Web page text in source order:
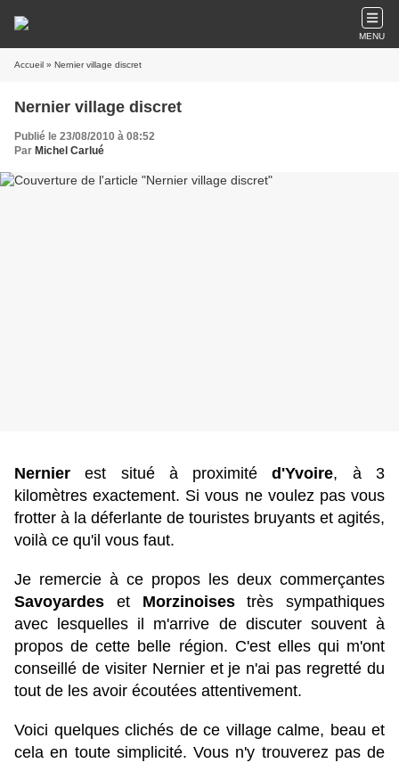
MENU
Accueil » Nernier village discret
Nernier village discret
Publié le 23/08/2010 à 08:52
Par Michel Carlué
Nernier est situé à proximitéd'Yvoire, à 3
kilomètres exactement. Si vous ne voulez pas vous
frotter à la déferlante de touristes bruyants et agités,
voilà ce qu'il vous faut.
Je remercie à ce propos les deux commerçantes
Savoyardes et Morzinoisestrès sympathiques
avec lesquelles il m'arrive de discuter souvent à
propos de cette belle région. C'est elles qui m'ont
conseillé de visiter Nernier et je n'ai pas regretté du
tout de les avoir écoutées attentivement.
Voici quelques clichés de ce village calme, beau et
cela en toute simplicité. Vous n'y trouverez pas de